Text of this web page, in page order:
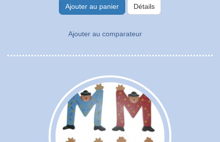
Ajouter au panier Détails
Ajouter au comparateur